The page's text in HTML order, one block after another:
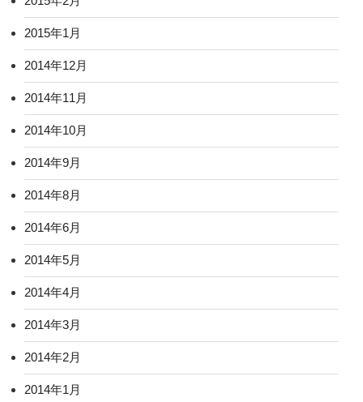
2015年1月
2014年12月
2014年11月
2014年10月
2014年9月
2014年8月
2014年6月
2014年5月
2014年4月
2014年3月
2014年2月
2014年1月